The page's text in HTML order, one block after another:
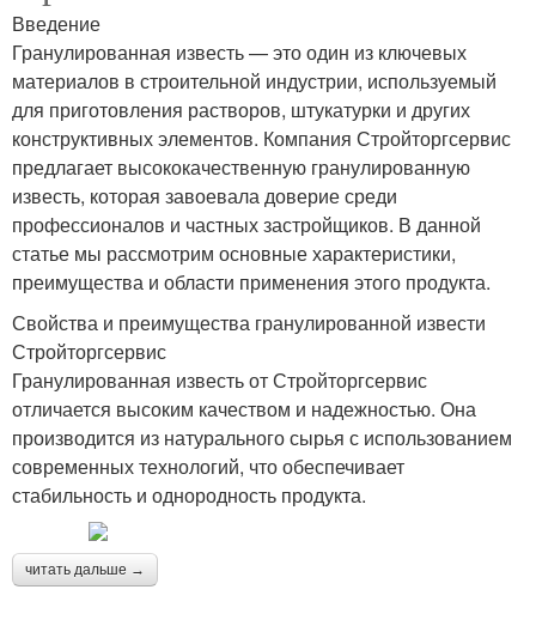
Введение
Гранулированная известь — это один из ключевых
материалов в строительной индустрии, используемый
для приготовления растворов, штукатурки и других
конструктивных элементов. Компания Стройторгсервис
предлагает высококачественную гранулированную
известь, которая завоевала доверие среди
профессионалов и частных застройщиков. В данной
статье мы рассмотрим основные характеристики,
преимущества и области применения этого продукта.
Свойства и преимущества гранулированной извести
Стройторгсервис
Гранулированная известь от Стройторгсервис
отличается высоким качеством и надежностью. Она
производится из натурального сырья с использованием
современных технологий, что обеспечивает
стабильность и однородность продукта.
читать дальше →